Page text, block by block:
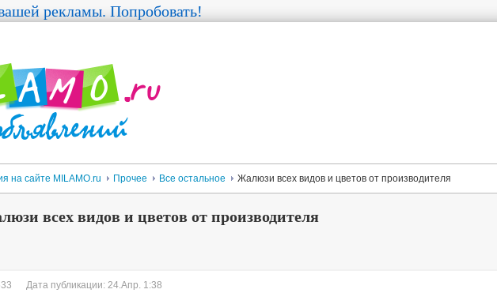
на сайте MILAMO.ru Прочее Все остальное Жалюзи всех видов и цветов от производителя
всех видов и цветов от производителя
Дата публикации: 24.Апр. 1:38
рекламы. Попробовать!